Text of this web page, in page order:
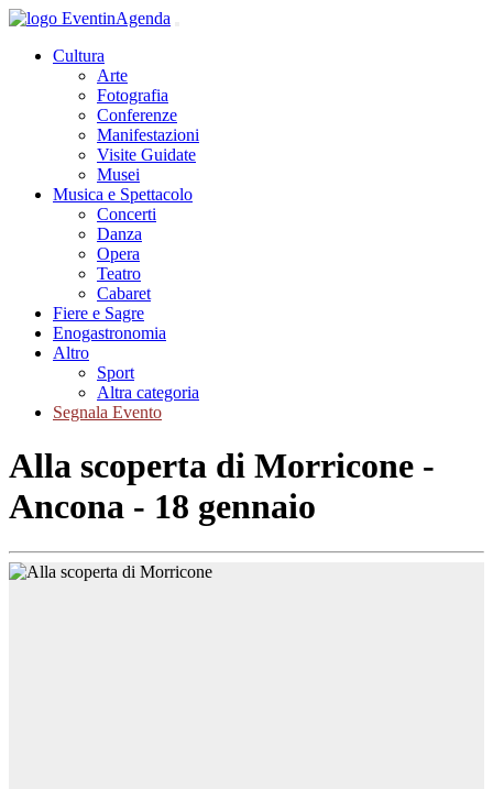
Cultura
Arte
Fotografia
Conferenze
Manifestazioni
Visite Guidate
Musei
Musica e Spettacolo
Concerti
Danza
Opera
Teatro
Cabaret
Fiere e Sagre
Enogastronomia
Altro
Sport
Altra categoria
Segnala Evento
Alla scoperta di Morricone -
Ancona - 18 gennaio